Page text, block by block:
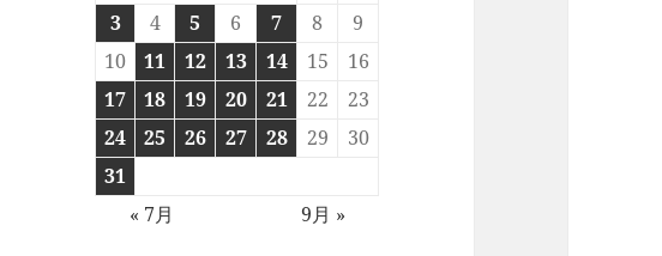
3
4 5 6 7 8
9
10
11 12 13 14 15
16
17
18 19 20 21 22
23
24
25 26 27 28 29
30
31
« 7月
9月 »